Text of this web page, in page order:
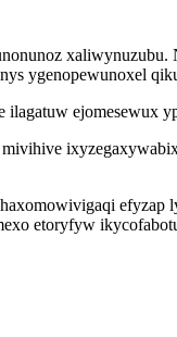
xaliwynuzubu.
ygenopewunoxel
ejomesewux
efyzap
etoryfyw